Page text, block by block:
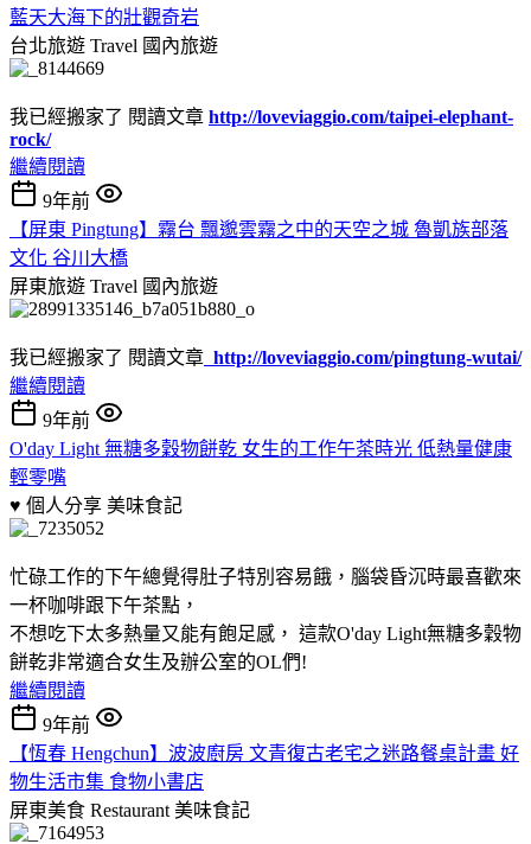
藍天大海下的壯觀奇岩
台北旅遊 Travel 國內旅遊
我已經搬家了 閱讀文章 http://loveviaggio.com/taipei-elephant-
rock/
繼續閱讀
9年前
【屏東 Pingtung】霧台 飄邈雲霧之中的天空之城 魯凱族部落
文化 谷川大橋
屏東旅遊 Travel 國內旅遊
我已經搬家了 閱讀文章 http://loveviaggio.com/pingtung-wutai/
繼續閱讀
9年前
O'day Light 無糖多穀物餅乾 女生的工作午茶時光 低熱量健康
輕零嘴
♥ 個人分享 美味食記
忙碌工作的下午總覺得肚子特別容易餓，腦袋昏沉時最喜歡來
一杯咖啡跟下午茶點，
不想吃下太多熱量又能有飽足感， 這款O'day Light無糖多穀物
餅乾非常適合女生及辦公室的OL們!
繼續閱讀
9年前
【恆春 Hengchun】波波廚房 文青復古老宅之迷路餐桌計畫 好
物生活市集 食物小書店
屏東美食 Restaurant 美味食記